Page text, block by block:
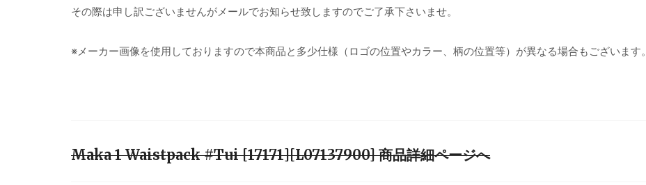
その際は申し訳ございませんがメールでお知らせ致しますのでご了承下さいませ。
※メーカー画像を使用しておりますので本商品と多少仕様（ロゴの位置やカラー、柄の位置等）が異なる場合もございます。
Maka 1 Waistpack #Tui [17171][L07137900] 商品詳細ページへ